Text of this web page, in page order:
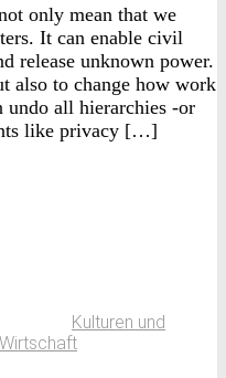
only mean that we
It can enable civil
release unknown power.
also to change how work
undo all hierarchies -or
like privacy […]
Kulturen und